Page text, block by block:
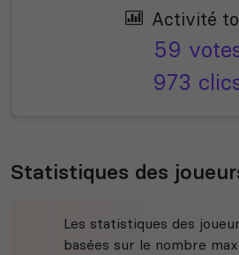
Activité
59
973
Statistiques des
Les statistiques des
basées sur le nombre